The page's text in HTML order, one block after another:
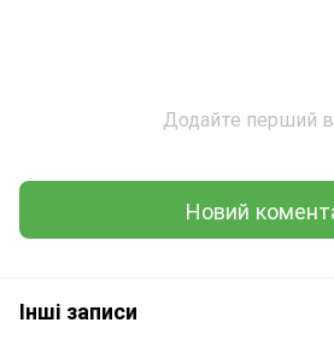
Додайте перший
Новий
Інші записи